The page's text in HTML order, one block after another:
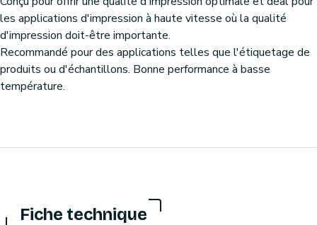
les applications d'impression à haute vitesse où la qualité
d'impression doit-être importante.
Recommandé pour des applications telles que l'étiquetage de
produits ou d'échantillons. Bonne performance à basse
température.
Fiche technique